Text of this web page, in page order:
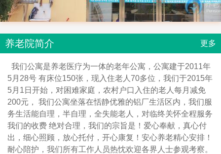
养老院简介 更多
我们公寓是养老医疗为一体的老年公寓，公寓建于2011年
5月28号 有床位150张，现入住老人70多位，我们于2015年
5月1日开始，对困难家庭，农村户口入住的老人每月减免
200元， 我们公寓坐落在恬静优雅的铝厂生活区内，我们服
务生活能自理，半自理，全失能老人，对临终关怀全程服务
我们的收费 绝对合理，我们的宗旨是！爱心奉献，真心付
出，细心照顾，放心托付，开心康复！安心养老精心安排！
耐心陪护，我们所有工作人员热忱欢迎各界人士参观考察。